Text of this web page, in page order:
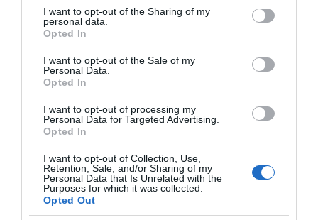
not limited to your visit or usage behaviour. You may click to
grant or deny consent to Google and its third-party tags to
use your data for below specified purposes in below Google
consent section.
I want to opt-out of the Sharing of my
personal data.
Opted In
I want to opt-out of the Sale of my
Personal Data.
Opted In
I want to opt-out of processing my
Personal Data for Targeted Advertising.
Opted In
I want to opt-out of Collection, Use,
Retention, Sale, and/or Sharing of my
Personal Data that Is Unrelated with the
Purposes for which it was collected.
Opted Out
Αθήνας η απάντηση
είναι…και τα δύο!
μαύρο μολύβι με καφέ
Αυτά είναι τα 4 prints στα μαγιό που θα βλέπεις
σε κάθε παραλία φέτος!